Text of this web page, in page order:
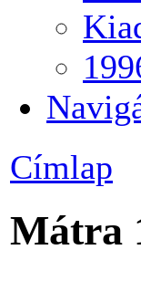
Címlap
Mátra